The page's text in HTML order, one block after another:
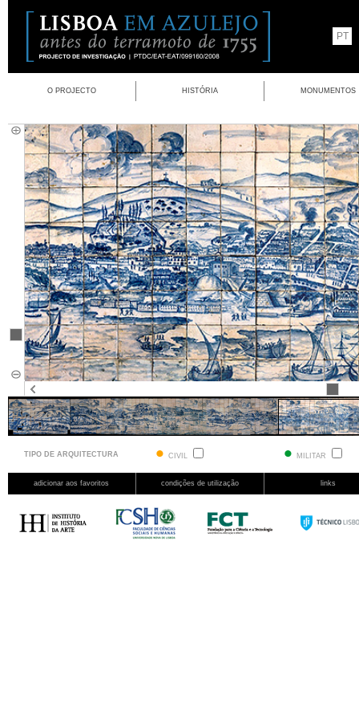
PT
O PROJECTO HISTÓRIA MONUMENTOS
TIPO DE ARQUITECTURA CIVIL MILITAR
adicionar aos favoritos condições de utilização links